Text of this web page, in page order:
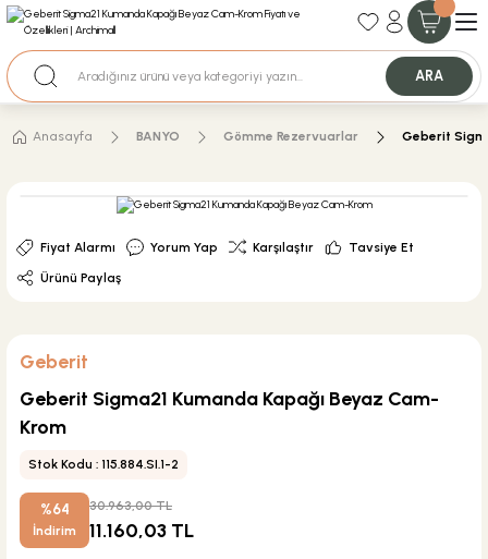
35+ Yıllık Tecrübe
Nakit Ödemeli Özel Fiyatlar için Bizden Teklif Alabilirsiniz.
ARA
Anasayfa BANYO Gömme Rezervuarlar Geberit
Fiyat Alarmı Yorum Yap Karşılaştır
Tavsiye Et
Ürünü Paylaş
Geberit
Geberit Sigma21 Kumanda Kapağı Beyaz Cam-
Krom
Stok Kodu : 115.884.SI.1-2
%64
İndirim
30.963,00 TL
11.160,03 TL